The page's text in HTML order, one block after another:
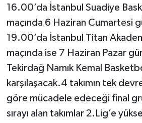
16.00’da İstanbul Suadiye
maçında 6 Haziran Cumartesi
19.00’da İstanbul Titan
maçında ise 7 Haziran Pazar
Tekirdağ Namık Kemal
karşılaşacak.4 takımın tek
göre mücadele edeceği final
sırayı alan takımlar 2.Lig’e